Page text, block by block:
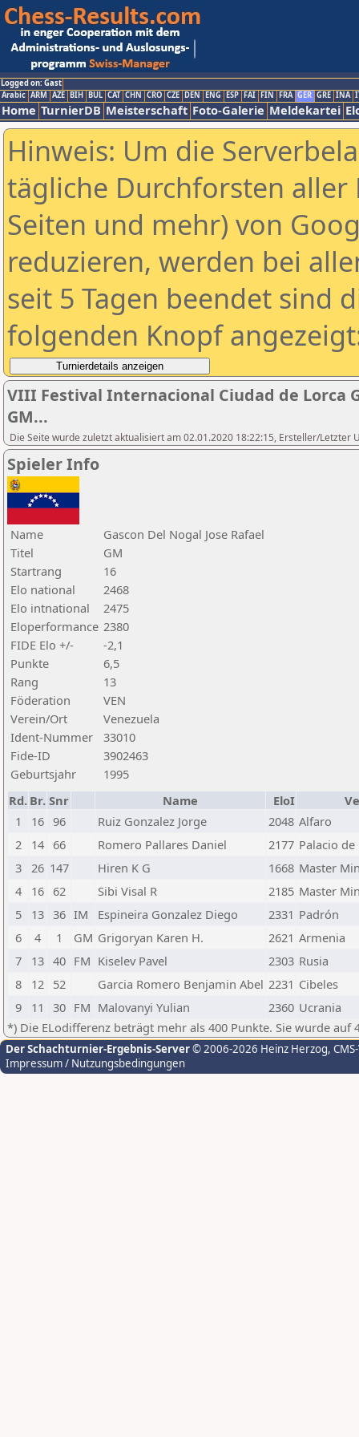
Logged on: Gast
Arabic ARM AZE BIH BUL CAT CHN CRO CZE DEN ENG ESP FAI FIN FRA GER GRE INA
Home TurnierDB Meisterschaft Foto-Galerie Meldekartei
Hinweis: Um die
tägliche Durchforsten aller
Seiten und mehr) von
reduzieren, werden bei
seit 5 Tagen beendet sind
folgenden Knopf
VIII Festival Internacional Ciudad de Lorca
GM...
Die Seite wurde zuletzt aktualisiert am 02.01.2020 18:22:15, Ersteller/Letzter
Spieler Info
Name
Gascon Del Nogal Jose Rafael
Titel
GM
Startrang
16
Elo national
2468
Elo intnational
2475
Eloperformance 2380
FIDE Elo +/-
-2,1
Punkte
6,5
Rang
13
Föderation
VEN
Verein/Ort
Venezuela
Ident-Nummer
33010
Fide-ID
3902463
Geburtsjahr
1995
Rd. Br. Snr Name EloI
1
16 96 Ruiz Gonzalez Jorge 2048 Alfaro
2
14 66 Romero Pallares Daniel 2177 Palacio
3
26 147 Hiren K G 1668 Master
4
16 62 Sibi Visal R 2185 Master
5
13 36 IM Espineira Gonzalez Diego 2331 Padrón
6
4 1 GM Grigoryan Karen H. 2621 Armenia
7
13 40 FM Kiselev Pavel 2303 Rusia
8
12 52 Garcia Romero Benjamin Abel 2231 Cibeles
9
11 30 FM Malovanyi Yulian 2360 Ucrania
*) Die ELodifferenz beträgt mehr als 400 Punkte. Sie wurde auf
Der Schachturnier-Ergebnis-Server© 2006-2026 Heinz Herzog,
Impressum / Nutzungsbedingungen